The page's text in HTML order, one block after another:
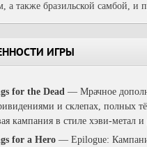
а также бразильской самбой, и
ИГРЫ
for the Dead — Мрачное
и склепах, полных
кампания в стиле хэви-метал
for a Hero — Epilogue: